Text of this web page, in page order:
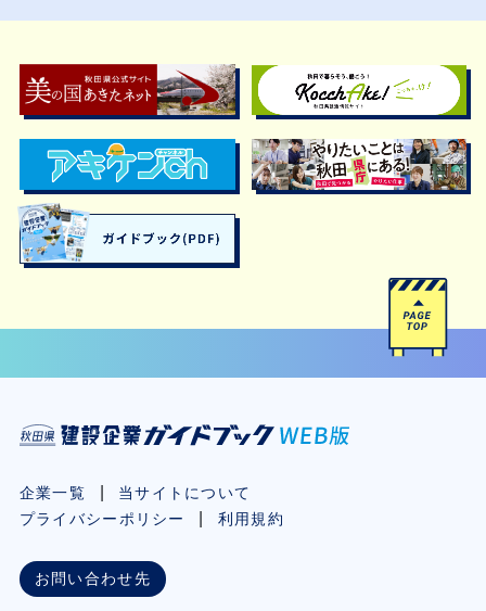
企業一覧
当サイトについて
プライバシーポリシー
利用規約
お問い合わせ先